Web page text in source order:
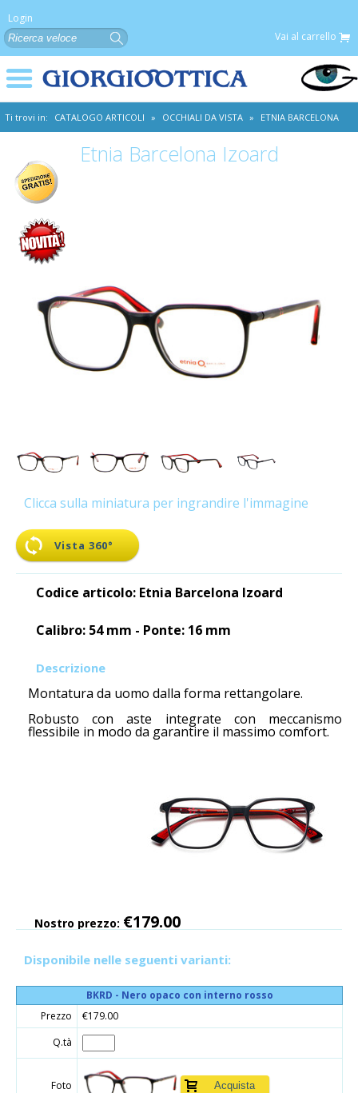
Login
Vai al carrello
Ti trovi in: CATALOGO ARTICOLI » OCCHIALI DA VISTA » ETNIA BARCELONA
Etnia Barcelona Izoard
Clicca sulla miniatura per ingrandire l'immagine
Vista 360°
Codice articolo: Etnia Barcelona Izoard
Calibro: 54 mm - Ponte: 16 mm
Descrizione
Montatura da uomo dalla forma rettangolare.
Robusto con aste integrate con meccanismo
flessibile in modo da garantire il massimo comfort.
Nostro prezzo: €179.00
Disponibile nelle seguenti varianti:
BKRD - Nero opaco con interno rosso
Prezzo
€179.00
Q.tà
Foto